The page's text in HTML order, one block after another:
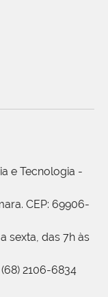
e Tecnologia -
CEP: 69906-
sexta, das 7h às
2106-6834